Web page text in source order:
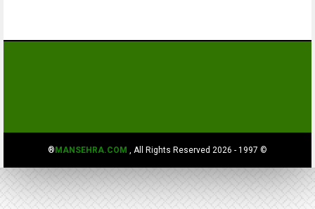
© 1997 - 2026
MANSEHRA.COM , All Rights Reserved®